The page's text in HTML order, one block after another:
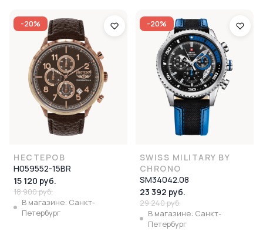
-20%
НЕСТЕРОВ
H059552-15BR
15 120 руб.
18 900 руб.
В магазине: Санкт-
Петербург
-20%
SWISS MILITARY BY
CHRONO
SM34042.08
23 392 руб.
29 240 руб.
В магазине: Санкт-
Петербург